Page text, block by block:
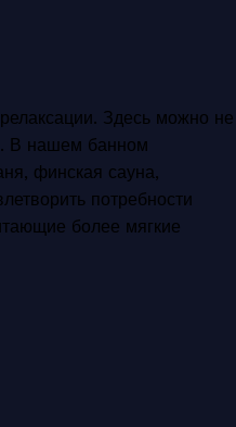
Здесь можно не
В нашем банном
финская сауна,
потребности
более мягкие